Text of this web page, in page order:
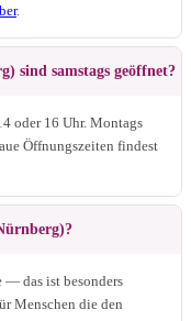
.
sind samstags geöffnet?
oder 16 Uhr. Montags
Öffnungszeiten findest
— das ist besonders
Menschen die den